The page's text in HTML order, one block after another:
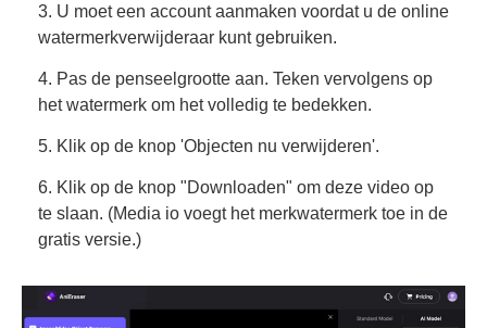
3. U moet een account aanmaken voordat u de online
watermerkverwijderaar kunt gebruiken.
4. Pas de penseelgrootte aan. Teken vervolgens op
het watermerk om het volledig te bedekken.
5. Klik op de knop 'Objecten nu verwijderen'.
6. Klik op de knop "Downloaden" om deze video op
te slaan. (Media io voegt het merkwatermerk toe in de
gratis versie.)